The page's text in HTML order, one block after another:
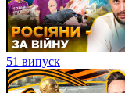
51 випуск